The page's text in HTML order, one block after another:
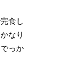
食し
なり
っか